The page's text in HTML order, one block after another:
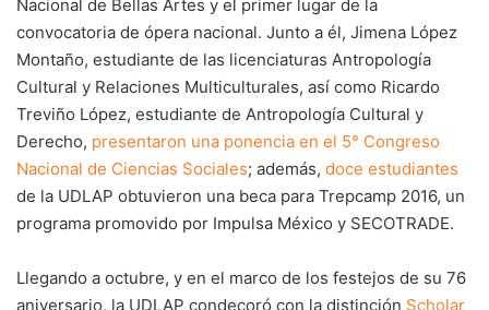
Nacional de Bellas Artes y el primer lugar de la
convocatoria de ópera nacional. Junto a él, Jimena López
Montaño, estudiante de las licenciaturas Antropología
Cultural y Relaciones Multiculturales, así como Ricardo
Treviño López, estudiante de Antropología Cultural y
Derecho, presentaron una ponencia en el 5° Congreso
Nacional de Ciencias Sociales; además, doce estudiantes
de la UDLAP obtuvieron una beca para Trepcamp 2016, un
programa promovido por Impulsa México y SECOTRADE.
Llegando a octubre, y en el marco de los festejos de su 76
aniversario, la UDLAP condecoró con la distinción Scholar